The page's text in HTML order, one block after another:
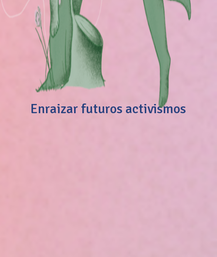
Enraizar futuros activismos